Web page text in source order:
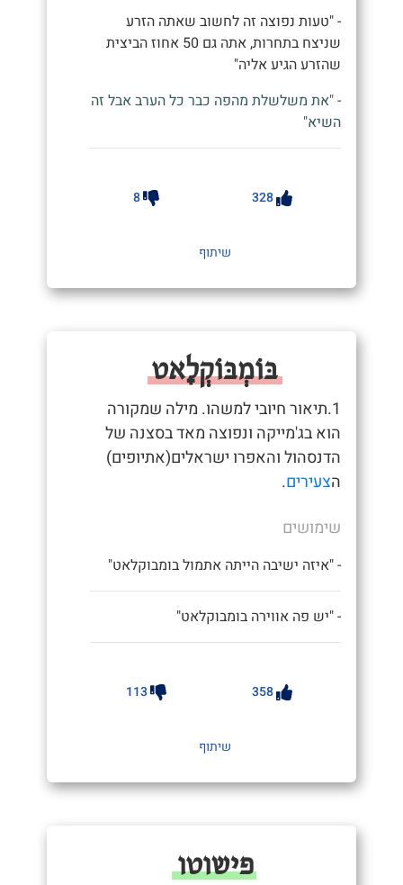
- "טעות נפוצה זה לחשוב שאתה הזרע
שניצח בתחרות, אתה גם 50 אחוז הביצית
שהזרע הגיע אליה"
- "את משלשלת מהפה כבר כל הערב אבל זה
השיא"
328
8
שיתוף
בּוֹמְבּוֹקְלָאט
1.תיאור חיובי למשהו. מילה שמקורה
הוא בג'מייקה ונפוצה מאד בסצנה של
הדנסהול והאפרו ישראלים(אתיופים)
הצעירים.
שימושים
- "איזה ישיבה הייתה אתמול בומבוקלאט"
- "יש פה אווירה בומבוקלאט"
358
113
שיתוף
פישוטו